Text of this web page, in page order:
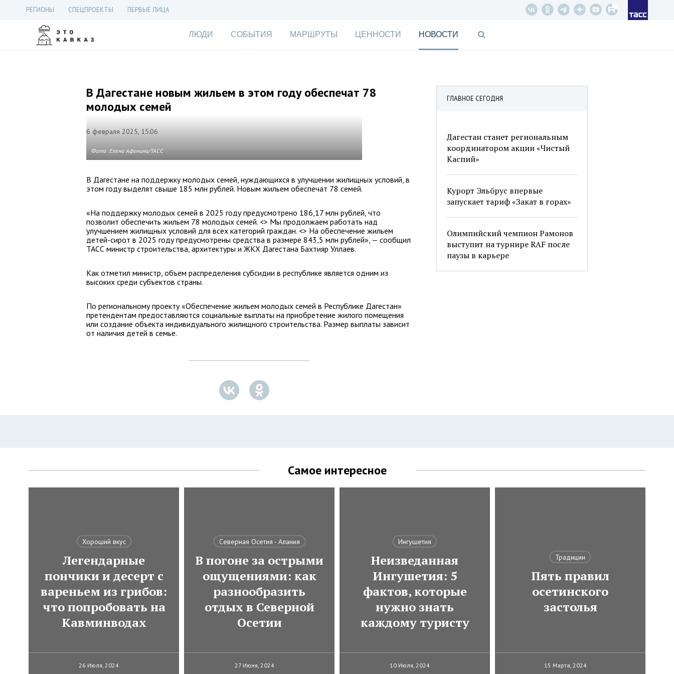
РЕГИОНЫ СПЕЦПРОЕКТЫ ПЕРВЫЕ ЛИЦА
ЛЮДИ СОБЫТИЯ МАРШРУТЫ ЦЕННОСТИ НОВОСТИ
ГЛАВНОЕ СЕГОДНЯ
Дагестан станет региональным
координатором акции «Чистый
Каспий»
Курорт Эльбрус впервые
запускает тариф «Закат в горах»
Олимпийский чемпион Рамонов
выступит на турнире RAF после
паузы в карьере
В Дагестане новым жильем в этом году обеспечат 78
молодых семей
6 февраля 2025, 15:06
Фото: Елена Афонина/ТАСС
В Дагестане на поддержку молодых семей, нуждающихся в улучшении жилищных условий, в
этом году выделят свыше 185 млн рублей. Новым жильем обеспечат 78 семей.
«На поддержку молодых семей в 2025 году предусмотрено 186,17 млн рублей, что
позволит обеспечить жильем 78 молодых семей. <> Мы продолжаем работать над
улучшением жилищных условий для всех категорий граждан. <> На обеспечение жильем
детей-сирот в 2025 году предусмотрены средства в размере 843,5 млн рублей», — сообщил
ТАСС министр строительства, архитектуры и ЖКХ Дагестана Бахтияр Уллаев.
Как отметил министр, объем распределения субсидии в республике является одним из
высоких среди субъектов страны.
По региональному проекту «Обеспечение жильем молодых семей в Республике Дагестан»
претендентам предоставляются социальные выплаты на приобретение жилого помещения
или создание объекта индивидуального жилищного строительства. Размер выплаты зависит
от наличия детей в семье.
Самое интересное
Хороший вкус
Легендарные
пончики и десерт с
вареньем из грибов:
что попробовать на
Кавминводах
26 Июля, 2024
Северная Осетия - Алания
В погоне за острыми
ощущениями: как
разнообразить
отдых в Северной
Осетии
27 Июня, 2024
Ингушетия
Неизведанная
Ингушетия: 5
фактов, которые
нужно знать
каждому туристу
10 Июля, 2024
Традиции
Пять правил
осетинского
застолья
15 Марта, 2024